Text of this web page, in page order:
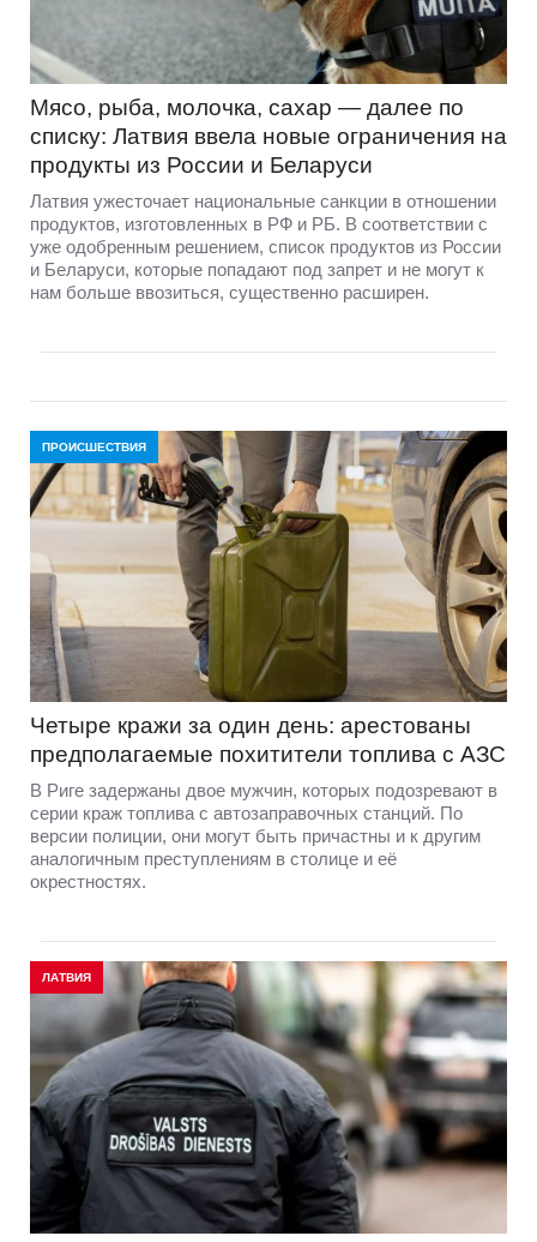
Мясо, рыба, молочка, сахар — далее по
списку: Латвия ввела новые ограничения на
продукты из России и Беларуси
Латвия ужесточает национальные санкции в отношении
продуктов, изготовленных в РФ и РБ. В соответствии с
уже одобренным решением, список продуктов из России
и Беларуси, которые попадают под запрет и не могут к
нам больше ввозиться, существенно расширен.
ПРОИСШЕСТВИЯ
Четыре кражи за один день: арестованы
предполагаемые похитители топлива с АЗС
В Риге задержаны двое мужчин, которых подозревают в
серии краж топлива с автозаправочных станций. По
версии полиции, они могут быть причастны и к другим
аналогичным преступлениям в столице и её
окрестностях.
ЛАТВИЯ